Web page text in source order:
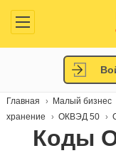
Главная Малый бизнес
хранение
ОКВЭД 50
Коды